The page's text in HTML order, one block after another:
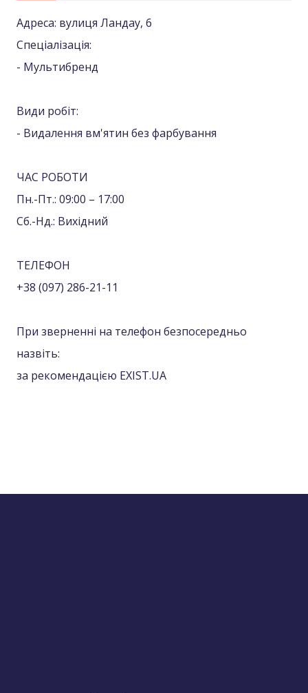
Адреса: вулиця Ландау, 6
Спеціалізація:
- Мультибренд
Види робіт:
- Видалення вм'ятин без фарбування
ЧАС РОБОТИ
Пн.-Пт.: 09:00 – 17:00
Сб.-Нд.: Вихідний
ТЕЛЕФОН
+38 (097) 286-21-11
При зверненні на телефон безпосередньо
назвіть:
за рекомендацією EXIST.UA